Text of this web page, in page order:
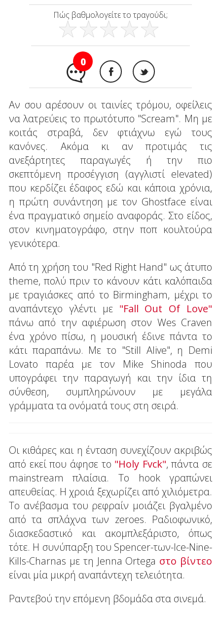
Πώς βαθμολογείτε το τραγούδι;
0
Αν σου αρέσουν οι ταινίες τρόμου, οφείλεις
να λατρεύεις το πρωτότυπο "Scream". Μη με
κοιτάς στραβά, δεν φτιάχνω εγώ τους
κανόνες. Ακόμα κι αν προτιμάς τις
ανεξάρτητες παραγωγές ή την πιο
σκεπτόμενη προσέγγιση (αγγλιστί elevated)
που κερδίζει έδαφος εδώ και κάποια χρόνια,
η πρώτη συνάντηση με τον Ghostface είναι
ένα πραγματικό σημείο αναφοράς. Στο είδος,
στον κινηματογράφο, στην ποπ κουλτούρα
γενικότερα.
Από τη χρήση του "Red Right Hand" ως άτυπο
theme, πολύ πριν το κάνουν κάτι καλόπαιδα
με τραγιάσκες από το Birmingham, μέχρι το
αναπάντεχο γλέντι με "Fall Out Of Love"
πάνω από την αφιέρωση στον Wes Craven
ένα χρόνο πίσω, η μουσική έδινε πάντα το
κάτι παραπάνω. Με το "Still Alive", η Demi
Lovato παρέα με τον Mike Shinoda που
υπογράφει την παραγωγή και την ίδια τη
σύνθεση, συμπληρώνουν με μεγάλα
γράμματα τα ονόματά τους στη σειρά.
Οι κιθάρες και η ένταση συνεχίζουν ακριβώς
από εκεί που άφησε το "Holy Fvck", πάντα σε
mainstream πλαίσια. Το hook γραπώνει
απευθείας. Η χροιά ξεχωρίζει από χιλιόμετρα.
Το ανέβασμα του ρεφραίν μοιάζει βγαλμένο
από τα σπλάχνα των zeroes. Ραδιοφωνικό,
διασκεδαστικό και ακομπλεξάριστο, όπως
τότε. Η συνύπαρξη του Spencer-των-Ice-Nine-
Kills-Charnas με τη Jenna Ortega στο βίντεο
είναι μία μικρή αναπάντεχη τελειότητα.
Ραντεβού την επόμενη βδομάδα στα σινεμά.